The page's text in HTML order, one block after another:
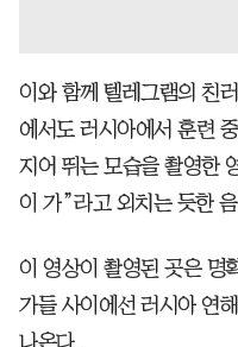
이와 함께 텔레그램의 친
에서도 러시아에서 훈련
지어 뛰는 모습을 촬영한
이 가”라고 외치는 듯한
이 영상이 촬영된 곳은 명
가들 사이에선 러시아 연
나온다.